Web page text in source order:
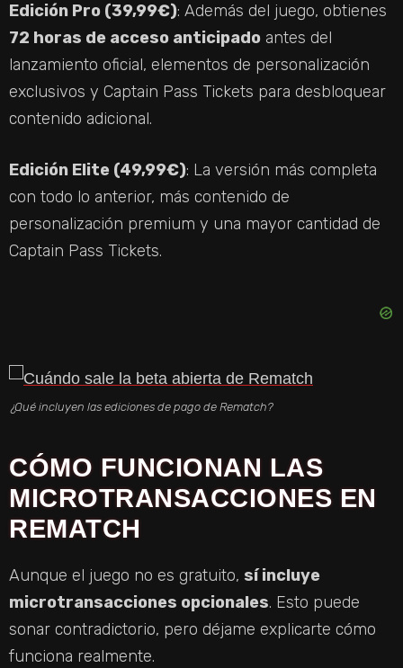
Edición Pro (39,99€): Además del juego, obtienes
72 horas de acceso anticipado antes del
lanzamiento oficial, elementos de personalización
exclusivos y Captain Pass Tickets para desbloquear
contenido adicional.
Edición Elite (49,99€): La versión más completa
con todo lo anterior, más contenido de
personalización premium y una mayor cantidad de
Captain Pass Tickets.
¿Qué incluyen las ediciones de pago de Rematch?
CÓMO FUNCIONAN LAS
MICROTRANSACCIONES EN
REMATCH
Aunque el juego no es gratuito, sí incluye
microtransacciones opcionales. Esto puede
sonar contradictorio, pero déjame explicarte cómo
funciona realmente.